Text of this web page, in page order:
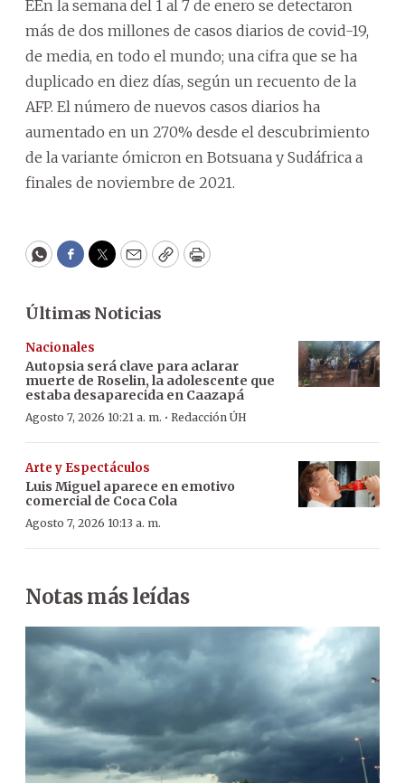
EEn la semana del 1 al 7 de enero se detectaron
más de dos millones de casos diarios de covid-19,
de media, en todo el mundo; una cifra que se ha
duplicado en diez días, según un recuento de la
AFP. El número de nuevos casos diarios ha
aumentado en un 270% desde el descubrimiento
de la variante ómicron en Botsuana y Sudáfrica a
finales de noviembre de 2021.
WhatsApp
Facebook
Twitter
EmailCopyPrint
Últimas Noticias
Nacionales
Autopsia será clave para aclarar
muerte de Roselin, la adolescente que
estaba desaparecida en Caazapá
Agosto 7, 2026 10:21 a. m. · Redacción ÚH
Arte y Espectáculos
Luis Miguel aparece en emotivo
comercial de Coca Cola
Agosto 7, 2026 10:13 a. m.
Notas más leídas